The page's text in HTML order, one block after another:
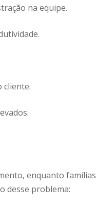
na equipe.
cliente.
enquanto famílias
desse problema: